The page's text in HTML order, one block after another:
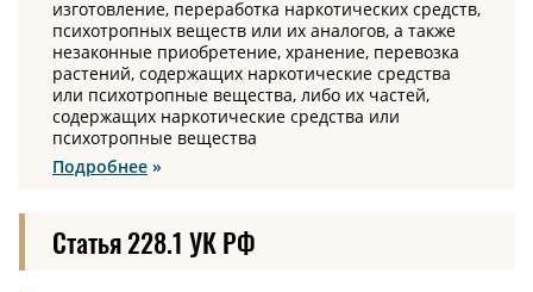
изготовление, переработка наркотических средств,
психотропных веществ или их аналогов, а также
незаконные приобретение, хранение, перевозка
растений, содержащих наркотические средства
или психотропные вещества, либо их частей,
содержащих наркотические средства или
психотропные вещества
Подробнее
Статья 228.1 УК РФ